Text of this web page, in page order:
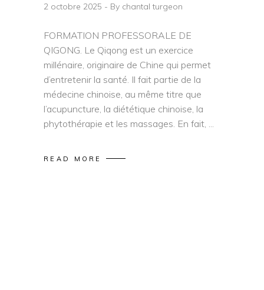
2 octobre 2025 By chantal turgeon
FORMATION PROFESSORALE DE
QIGONG. Le Qiqong est un exercice
millénaire, originaire de Chine qui permet
d’entretenir la santé. Il fait partie de la
médecine chinoise, au même titre que
l’acupuncture, la diététique chinoise, la
phytothérapie et les massages. En fait,
READ MORE